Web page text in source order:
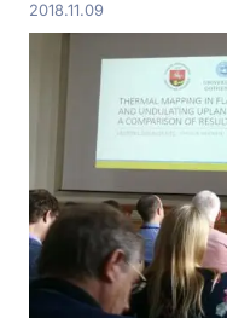
2018.11.09